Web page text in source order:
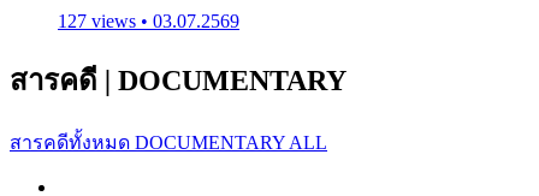
127 views • 03.07.2569
สารคดี | DOCUMENTARY
สารคดีทั้งหมด DOCUMENTARY ALL